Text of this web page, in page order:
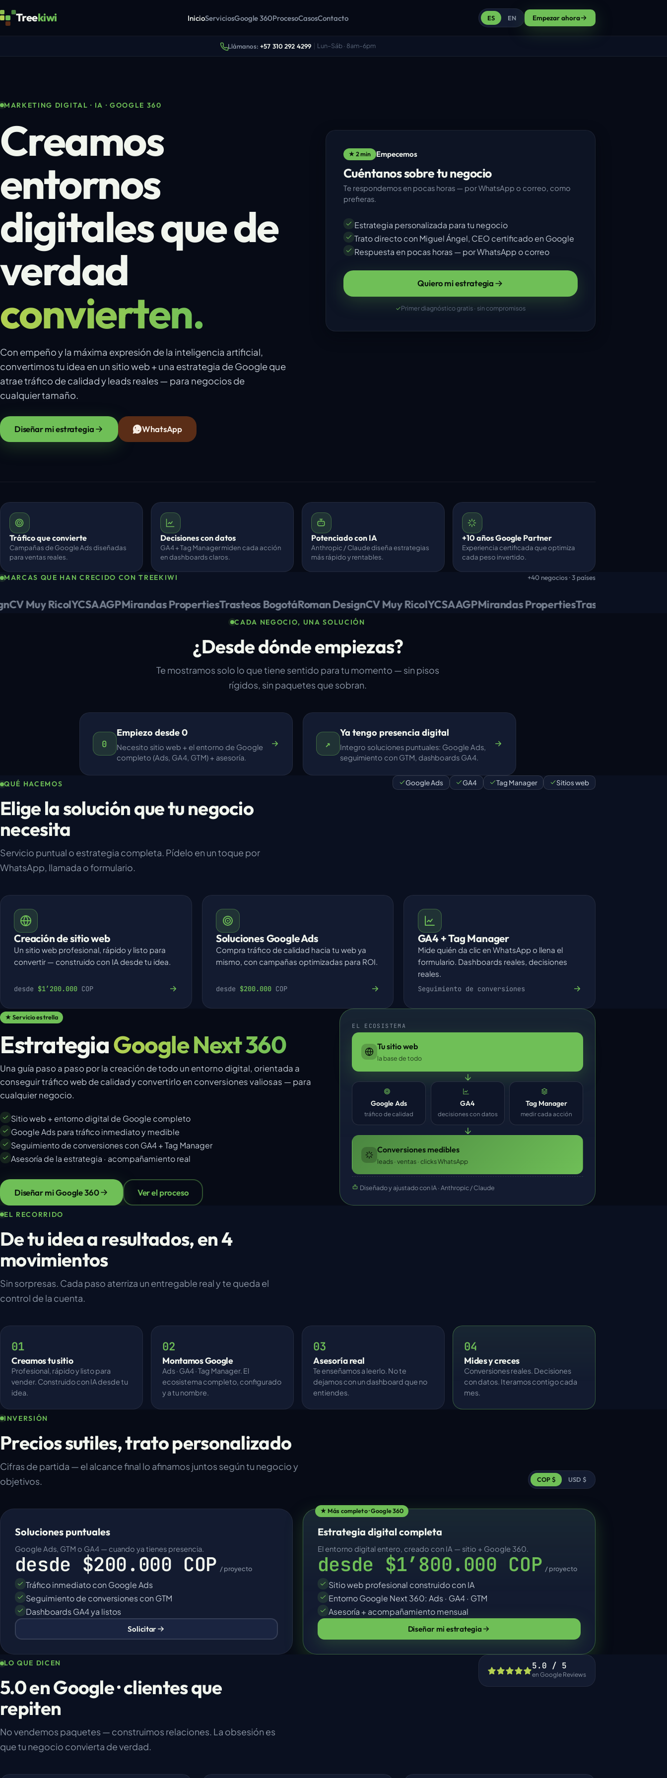
Treekiwi InicioServiciosGoogle 360ProcesoCasosContacto ES EN Empezar ahora
Llámanos: +57 310 292 4299 Lun–Sáb · 8am–6pm
MARKETING DIGITAL · IA · GOOGLE 360
Creamos
entornos
digitales que de
verdad
convierten.
Con empeño y la máxima expresión de la inteligencia artificial,
convertimos tu idea en un sitio web + una estrategia de Google que
atrae tráfico de calidad y leads reales — para negocios de
cualquier tamaño.
Diseñar mi estrategia WhatsApp
★ 2 min Empecemos
Cuéntanos sobre tu negocio
Te respondemos en pocas horas — por WhatsApp o correo, como
prefieras.
Estrategia personalizada para tu negocio
Trato directo con Miguel Ángel, CEO certificado en Google
Respuesta en pocas horas — por WhatsApp o correo
Quiero mi estrategia
✓Primer diagnóstico gratis · sin compromisos
Tráfico que convierte
Campañas de Google Ads diseñadas
para ventas reales.
Decisiones con datos
GA4 + Tag Manager miden cada acción
en dashboards claros.
Potenciado con IA
Anthropic / Claude diseña estrategias
más rápido y rentables.
+10 años Google Partner
Experiencia certificada que optimiza
cada peso invertido.
MARCAS QUE HAN CRECIDO CON TREEKIWI +40 negocios · 3 países
Muy RicoIYCSAAGPMirandas PropertiesTrasteos BogotáRoman DesignCV Muy RicoIYCSAAGPMirandas PropertiesTrasteos Bogotá
CADA NEGOCIO, UNA SOLUCIÓN
¿Desde dónde empiezas?
Te mostramos solo lo que tiene sentido para tu momento — sin pisos
rígidos, sin paquetes que sobran.
0
Empiezo desde 0
Necesito sitio web + el entorno de Google
completo (Ads, GA4, GTM) + asesoría.
↗
Ya tengo presencia digital
Integro soluciones puntuales: Google Ads,
seguimiento con GTM, dashboards GA4.
QUÉ HACEMOS
Elige la solución que tu negocio
necesita
Servicio puntual o estrategia completa. Pídelo en un toque por
WhatsApp, llamada o formulario.
Google Ads GA4 Tag Manager Sitios web
Creación de sitio web
Un sitio web profesional, rápido y listo para
convertir — construido con IA desde tu idea.
desde $1’200.000 COP
Soluciones Google Ads
Compra tráfico de calidad hacia tu web ya
mismo, con campañas optimizadas para ROI.
desde $200.000COP
GA4 + Tag Manager
Mide quién da clic en WhatsApp o llena el
formulario. Dashboards reales, decisiones
reales.
Seguimiento de conversiones
★ Servicio estrella
EstrategiaGoogle Next 360
Una guía paso a paso por la creación de todo un entorno digital, orientada a
conseguir tráfico web de calidad y convertirlo en conversiones valiosas — para
cualquier negocio.
Sitio web + entorno digital de Google completo
Google Ads para tráfico inmediato y medible
Seguimiento de conversiones con GA4 + Tag Manager
Asesoría de la estrategia · acompañamiento real
Diseñar mi Google 360 Ver el proceso
EL ECOSISTEMA
Tu sitio web
la base de todo
↓
Google Ads
tráfico de calidad
GA4
decisiones con datos
Tag Manager
medir cada acción
↓
Conversiones medibles
leads · ventas · clicks WhatsApp
Diseñado y ajustado con IA · Anthropic / Claude
EL RECORRIDO
De tu idea a resultados, en 4
movimientos
Sin sorpresas. Cada paso aterriza un entregable real y te queda el
control de la cuenta.
01
Creamos tu sitio
Profesional, rápido y listo para
vender. Construido con IA desde tu
idea.
02
Montamos Google
Ads · GA4 · Tag Manager. El
ecosistema completo, configurado
y a tu nombre.
03
Asesoría real
Te enseñamos a leerlo. No te
dejamos con un dashboard que no
entiendes.
04
Mides y creces
Conversiones reales. Decisiones
con datos. Iteramos contigo cada
mes.
INVERSIÓN
Precios sutiles, trato personalizado
Cifras de partida — el alcance final lo afinamos juntos según tu negocio y
objetivos.
COP $ USD $
Soluciones puntuales
Google Ads, GTM o GA4 — cuando ya tienes presencia.
desde $200.000 COP / proyecto
Tráfico inmediato con Google Ads
Seguimiento de conversiones con GTM
Dashboards GA4 ya listos
Solicitar
★ Más completo · Google 360
Estrategia digital completa
El entorno digital entero, creado con IA — sitio + Google 360.
desde $1’800.000 COP / proyecto
Sitio web profesional construido con IA
Entorno Google Next 360: Ads · GA4 · GTM
Asesoría + acompañamiento mensual
Diseñar mi estrategia
LO QUE DICEN
5.0 en Google · clientes que
repiten
No vendemos paquetes — construimos relaciones. La obsesión es
que tu negocio convierta de verdad.
5.0 / 5
en Google Reviews